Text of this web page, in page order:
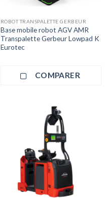
ROBOT TRANSPALETTE GERBEUR
Base mobile robot AGV AMR
Transpalette Gerbeur Lowpad K
Eurotec
COMPARER